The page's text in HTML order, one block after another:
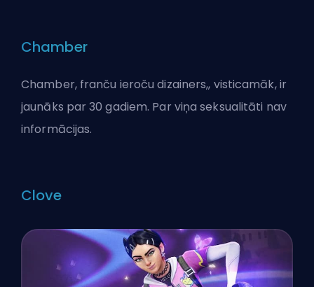
Chamber
Chamber, franču ieroču dizainers,, visticamāk, ir
jaunāks par 30 gadiem. Par viņa seksualitāti nav
informācijas.
Clove